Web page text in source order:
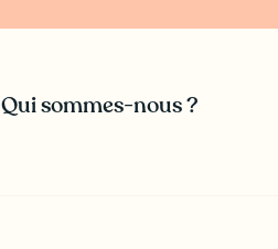
Qui sommes-nous ?